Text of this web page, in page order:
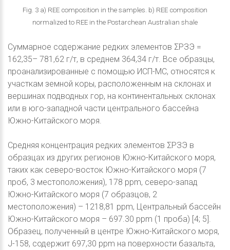
Fig. 3 а) REE composition in the samples. b) REE composition
normalized to REE in the Postarchean Australian shale
Суммарное содержание редких элементов ΣРЗЭ =
162,35– 781,62 г/т, в среднем 364,34 г/т. Все образцы,
проанализированные с помощью ИСП-МС, относятся к
участкам земной коры, расположенным на склонах и
вершинах подводных гор, на континентальных склонах
или в юго-западной части центрального бассейна
Южно-Китайского моря.
Средняя концентрация редких элементов ΣРЗЭ в
образцах из других регионов Южно-Китайского моря,
таких как северо-восток Южно-Китайского моря (7
проб, 3 местоположения), 178 ppm, северо-запад
Южно-Китайского моря (7 образцов, 2
местоположения) – 1218,81 ppm, Центральный бассейн
Южно-Китайского моря – 697.30 ppm (1 проба) [4; 5].
Образец, полученный в центре Южно-Китайского моря,
J-158, содержит 697,30 ppm на поверхности базальта,